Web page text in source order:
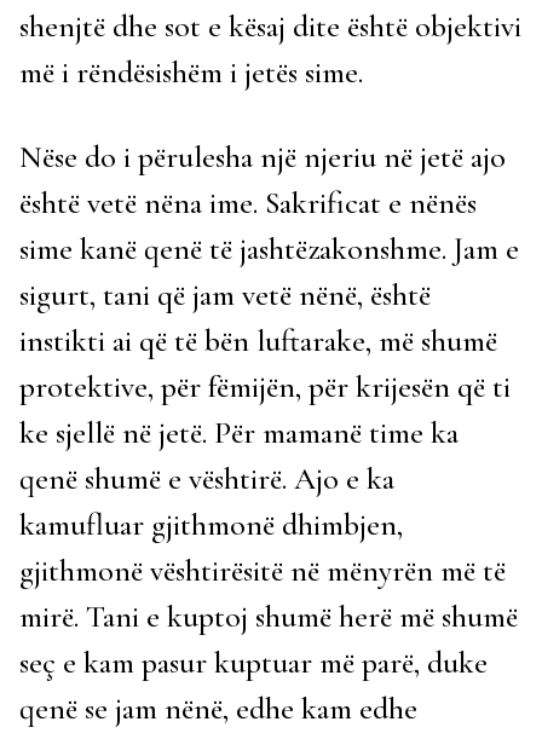
shenjtë dhe sot e kësaj dite është objektivi
më i rëndësishëm i jetës sime.
Nëse do i përulesha një njeriu në jetë ajo
është vetë nëna ime. Sakrificat e nënës
sime kanë qenë të jashtëzakonshme. Jam e
sigurt, tani që jam vetë nënë, është
instikti ai që të bën luftarake, më shumë
protektive, për fëmijën, për krijesën që ti
ke sjellë në jetë. Për mamanë time ka
qenë shumë e vështirë. Ajo e ka
kamufluar gjithmonë dhimbjen,
gjithmonë vështirësitë në mënyrën më të
mirë. Tani e kuptoj shumë herë më shumë
seç e kam pasur kuptuar më parë, duke
qenë se jam nënë, edhe kam edhe